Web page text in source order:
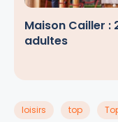
Maison Cailler :
adultes
loisirs top